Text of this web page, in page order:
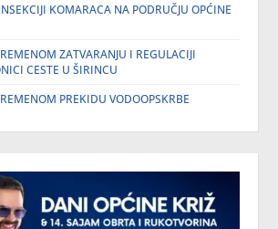
KOMARACA NA PODRUČJU OPĆINE
ZATVARANJU I REGULACIJI
CESTE U ŠIRINCU
PREKIDU VODOOPSKRBE